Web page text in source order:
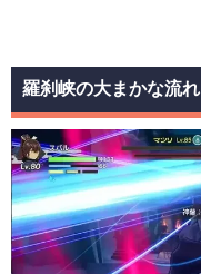
羅刹峡の大まかな流れ